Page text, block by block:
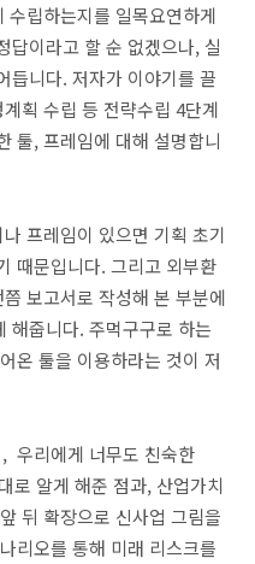
수립하는지를 일목요연하게
답이라고 할 순 없겠으나, 실
듭니다. 저자가 이야기를 끌
획 수립 등 전략수립 4단계
툴, 프레임에 대해 설명합니
프레임이 있으면 기획 초기
때문입니다. 그리고 외부환
보고서로 작성해 본 부분에
해줍니다. 주먹구구로 하는
온 툴을 이용하라는 것이 저
우리에게 너무도 친숙한
로 알게 해준 점과, 산업가치
뒤 확장으로 신사업 그림을
리오를 통해 미래 리스크를